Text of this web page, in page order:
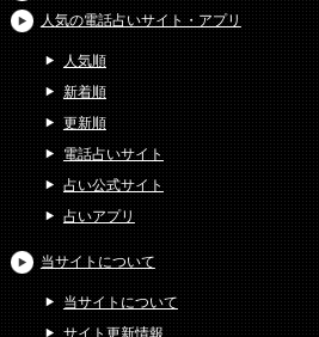
人気の電話占いサイト・アプリ
人気順
新着順
更新順
電話占いサイト
占い公式サイト
占いアプリ
当サイトについて
当サイトについて